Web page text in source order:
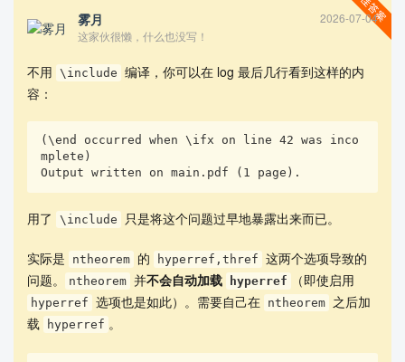
\end{document}
一切正常。
然而如果把正文纳入 \include 中：
\documentclass[fontset=fandol]{ctexbook}
\begin{filecontents*}[overwrite]{thesis.bib}
@book{revuz,
  title     = {Continuous Martingales and Brownia
n motion},
  author    = {Revuz, Daniel and Yor, Marc},
  year      = {1999},
  location  = {Berlin}
雾月
2026-07-04
这家伙很懒，什么也没写！
不用 \include 编译，你可以在 log 最后几行看到这样的内
容：
(\end occurred when \ifx on line 42 was inco
mplete)
Output written on main.pdf (1 page).
用了 \include 只是将这个问题过早地暴露出来而已。
实际是 ntheorem 的 hyperref,thref 这两个选项导致的
问题。
ntheorem 并不会自动加载 hyperref （即使启用
hyperref 选项也是如此）。需要自己在 ntheorem 之后加
载
hyperref 。